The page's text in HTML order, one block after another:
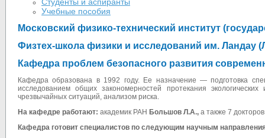
Учебные пособия
Московский физико-технический институт
Физтех-школа физики и исследований им. Ландау
Кафедра проблем безопасного развития
Кафедра образована в 1992 году. Ее назначение — подготовка
исследованием общих закономерностей протекания
чрезвычайных ситуаций, анализом риска.
На кафедре работают: академик РАН Большов Л.А., а также 7
Кафедра готовит специалистов по следующим научным